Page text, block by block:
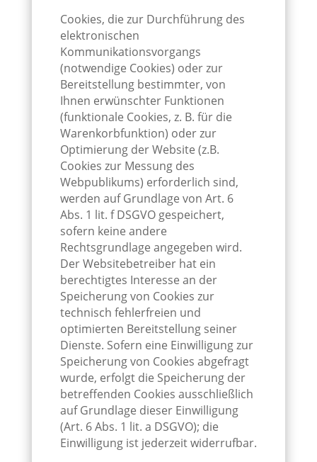
Cookies, die zur Durchführung des
elektronischen
Kommunikationsvorgangs
(notwendige Cookies) oder zur
Bereitstellung bestimmter, von
Ihnen erwünschter Funktionen
(funktionale Cookies, z. B. für die
Warenkorbfunktion) oder zur
Optimierung der Website (z.B.
Cookies zur Messung des
Webpublikums) erforderlich sind,
werden auf Grundlage von Art. 6
Abs. 1 lit. f DSGVO gespeichert,
sofern keine andere
Rechtsgrundlage angegeben wird.
Der Websitebetreiber hat ein
berechtigtes Interesse an der
Speicherung von Cookies zur
technisch fehlerfreien und
optimierten Bereitstellung seiner
Dienste. Sofern eine Einwilligung zur
Speicherung von Cookies abgefragt
wurde, erfolgt die Speicherung der
betreffenden Cookies ausschließlich
auf Grundlage dieser Einwilligung
(Art. 6 Abs. 1 lit. a DSGVO); die
Einwilligung ist jederzeit widerrufbar.